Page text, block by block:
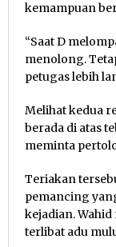
kemampuan
“Saat D
menolong.
petugas lebih
Melihat kedua
berada di atas
meminta
Teriakan
pemancing
kejadian.
terlibat adu